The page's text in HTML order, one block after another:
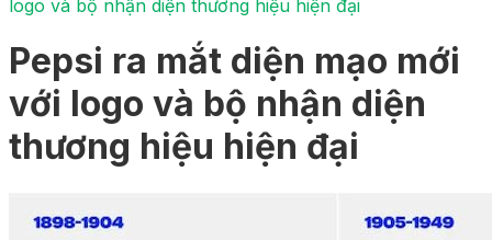
logo và bộ nhận diện thương hiệu hiện đại
Pepsi ra mắt diện mạo mới
với logo và bộ nhận diện
thương hiệu hiện đại